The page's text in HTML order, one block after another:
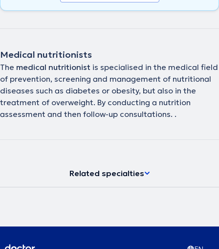
Medical nutritionists
The medical nutritionist is specialised in the medical field
of prevention, screening and management of nutritional
diseases such as diabetes or obesity, but also in the
treatment of overweight. By conducting a nutrition
assessment and then follow-up consultations. .
Related specialties